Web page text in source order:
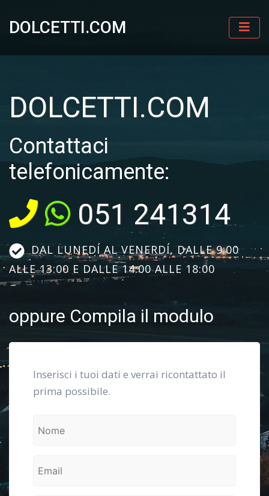
DOLCETTI.COM
DOLCETTI.COM
Contattaci
telefonicamente:
051 241314
DAL LUNEDÍ AL VENERDÍ, DALLE 9:00
ALLE 13:00 E DALLE 14:00 ALLE 18:00
oppure Compila il modulo
Inserisci i tuoi dati e verrai ricontattato il
prima possibile.